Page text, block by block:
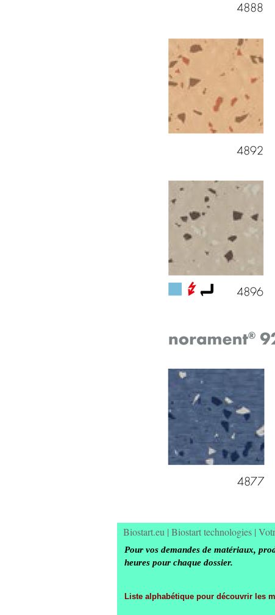
Pour vos demandes de matériaux,
heures pour chaque dossier.
Biostart.eu | Biostart technologies |
Liste alphabétique pour découvrir les